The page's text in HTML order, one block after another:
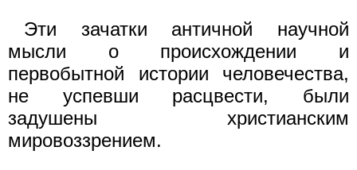
Эти зачатки античной научной
мысли о происхождении и
первобытной истории человечества,
не успевши расцвести, были
задушены христианским
мировоззрением.